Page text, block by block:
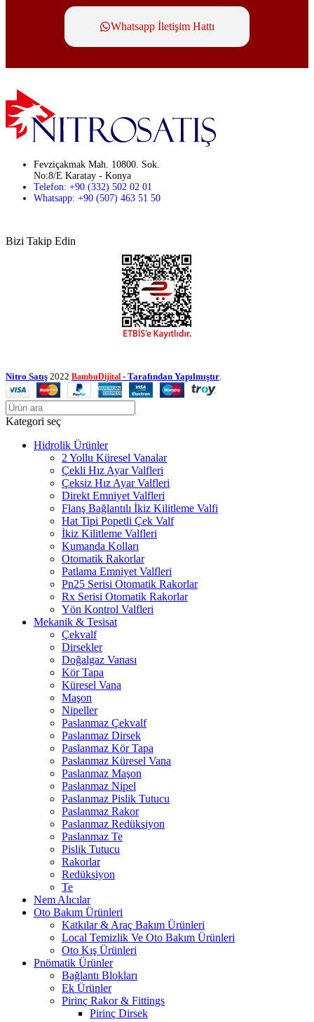
Whatsapp İletişim Hattı
Fevziçakmak Mah. 10800. Sok.
No:8/E Karatay - Konya
Telefon: +90 (332) 502 02 01
Whatsapp: +90 (507) 463 51 50
Bizi Takip Edin
Nitro Satış 2022 BambuDijital - Tarafından Yapılmıştır
Kategori seç
Hidrolik Ürünler
2 Yollu Küresel Vanalar
Çekli Hız Ayar Valfleri
Çeksiz Hız Ayar Valfleri
Direkt Emniyet Valfleri
Flanş Bağlantılı İkiz Kilitleme Valfi
Hat Tipi Popetli Çek Valf
İkiz Kilitleme Valfleri
Kumanda Kolları
Otomatik Rakorlar
Patlama Emniyet Valfleri
Pn25 Serisi Otomatik Rakorlar
Rx Serisi Otomatik Rakorlar
Yön Kontrol Valfleri
Mekanik & Tesisat
Çekvalf
Dirsekler
Doğalgaz Vanası
Kör Tapa
Küresel Vana
Maşon
Nipeller
Paslanmaz Çekvalf
Paslanmaz Dirsek
Paslanmaz Kör Tapa
Paslanmaz Küresel Vana
Paslanmaz Maşon
Paslanmaz Nipel
Paslanmaz Pislik Tutucu
Paslanmaz Rakor
Paslanmaz Redüksiyon
Paslanmaz Te
Pislik Tutucu
Rakorlar
Redüksiyon
Te
Nem Alıcılar
Oto Bakım Ürünleri
Katkılar & Araç Bakım Ürünleri
Local Temizlik Ve Oto Bakım Ürünleri
Oto Kış Ürünleri
Pnömatik Ürünler
Bağlantı Blokları
Ek Ürünler
Pirinç Rakor & Fittings
Pirinç Dirsek